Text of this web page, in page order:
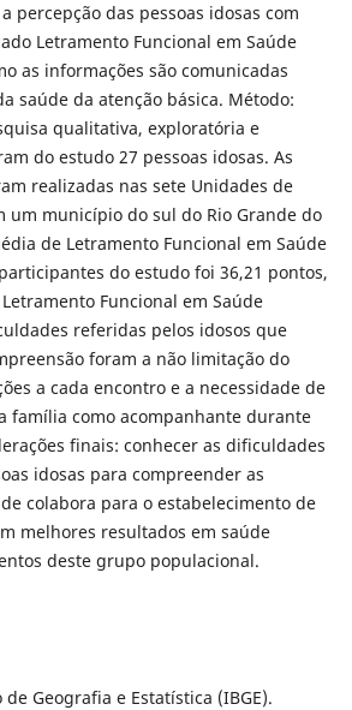
percepção das pessoas idosas com
Letramento Funcional em Saúde
as informações são comunicadas
saúde da atenção básica. Método:
qualitativa, exploratória e
do estudo 27 pessoas idosas. As
realizadas nas sete Unidades de
um município do sul do Rio Grande do
de Letramento Funcional em Saúde
do estudo foi 36,21 pontos,
Funcional em Saúde
referidas pelos idosos que
foram a não limitação do
a cada encontro e a necessidade de
família como acompanhante durante
finais: conhecer as dificuldades
idosas para compreender as
colabora para o estabelecimento de
melhores resultados em saúde
deste grupo populacional.
Geografia e Estatística (IBGE).